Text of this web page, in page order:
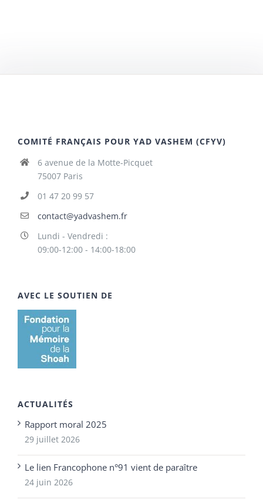
COMITÉ FRANÇAIS POUR YAD VASHEM (CFYV)
6 avenue de la Motte-Picquet
75007 Paris
01 47 20 99 57
contact@yadvashem.fr
Lundi - Vendredi :
09:00-12:00 - 14:00-18:00
AVEC LE SOUTIEN DE
ACTUALITÉS
Rapport moral 2025
29 juillet 2026
Le lien Francophone n°91 vient de paraître
24 juin 2026